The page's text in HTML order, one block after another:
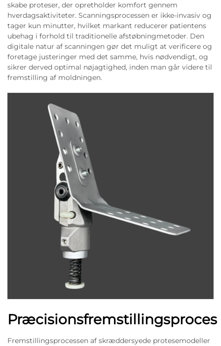
skabe proteser, der opretholder komfort gennem
hverdagsaktiviteter. Scanningsprocessen er ikke-invasiv og
tager kun minutter, hvilket markant reducerer patientens
ubehag i forhold til traditionelle afstøbningmetoder. Den
digitale natur af scanningen gør det muligt at verificere og
foretage justeringer med det samme, hvis nødvendigt, og
sikrer derved optimal nøjagtighed, inden man går videre til
fremstilling af moldningen.
Præcisionsfremstillingsproces
Fremstillingsprocessen af ​​skræddersyede protesemodeller